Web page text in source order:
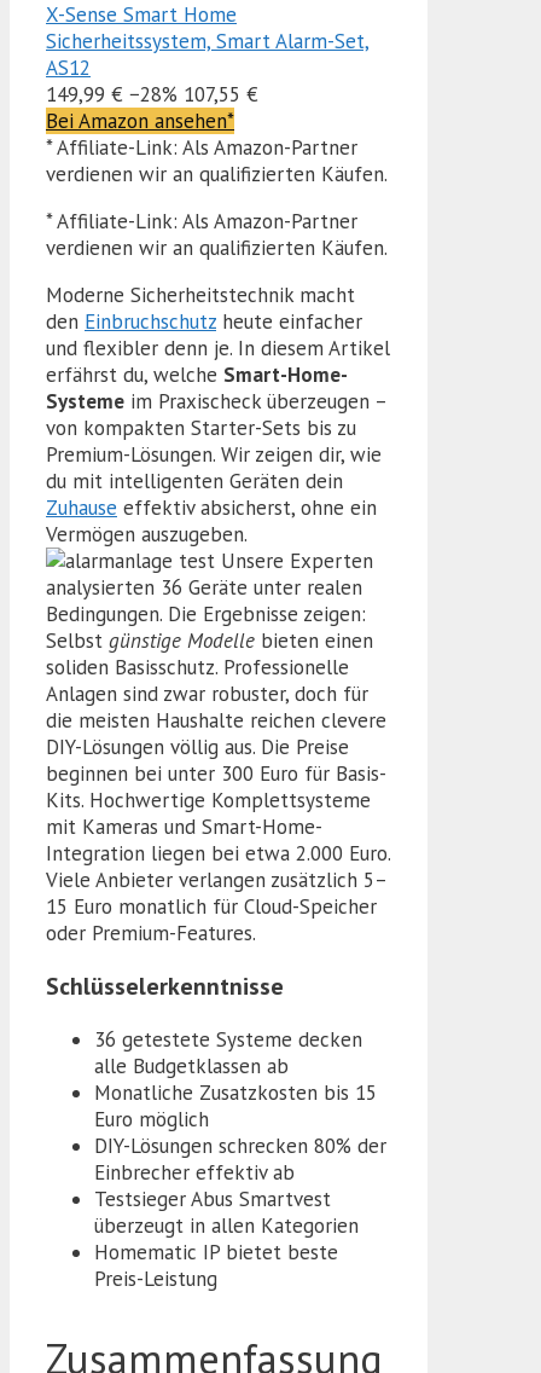
X-Sense Smart Home
Sicherheitssystem, Smart Alarm-Set,
AS12
149,99 € −28% 107,55 €
Bei Amazon ansehen*
* Affiliate-Link: Als Amazon-Partner
verdienen wir an qualifizierten Käufen.
* Affiliate-Link: Als Amazon-Partner
verdienen wir an qualifizierten Käufen.
Moderne Sicherheitstechnik macht
den Einbruchschutz heute einfacher
und flexibler denn je. In diesem Artikel
erfährst du, welche Smart-Home-
Systeme im Praxischeck überzeugen –
von kompakten Starter-Sets bis zu
Premium-Lösungen. Wir zeigen dir, wie
du mit intelligenten Geräten dein
Zuhause effektiv absicherst, ohne ein
Vermögen auszugeben.
Unsere Experten
analysierten 36 Geräte unter realen
Bedingungen. Die Ergebnisse zeigen:
Selbst günstige Modelle bieten einen
soliden Basisschutz. Professionelle
Anlagen sind zwar robuster, doch für
die meisten Haushalte reichen clevere
DIY-Lösungen völlig aus. Die Preise
beginnen bei unter 300 Euro für Basis-
Kits. Hochwertige Komplettsysteme
mit Kameras und Smart-Home-
Integration liegen bei etwa 2.000 Euro.
Viele Anbieter verlangen zusätzlich 5–
15 Euro monatlich für Cloud-Speicher
oder Premium-Features.
Schlüsselerkenntnisse
36 getestete Systeme decken
alle Budgetklassen ab
Monatliche Zusatzkosten bis 15
Euro möglich
DIY-Lösungen schrecken 80% der
Einbrecher effektiv ab
Testsieger Abus Smartvest
überzeugt in allen Kategorien
Homematic IP bietet beste
Preis-Leistung
Zusammenfassung